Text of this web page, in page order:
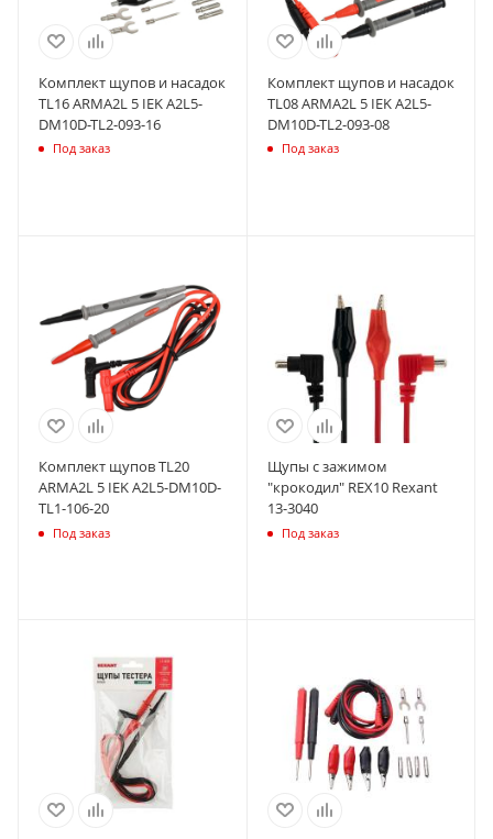
Комплект щупов и насадок
TL16 ARMA2L 5 IEK A2L5-
DM10D-TL2-093-16
Под заказ
Комплект щупов и насадок
TL08 ARMA2L 5 IEK A2L5-
DM10D-TL2-093-08
Под заказ
Комплект щупов TL20
ARMA2L 5 IEK A2L5-DM10D-
TL1-106-20
Под заказ
Щупы с зажимом
"крокодил" REX10 Rexant
13-3040
Под заказ